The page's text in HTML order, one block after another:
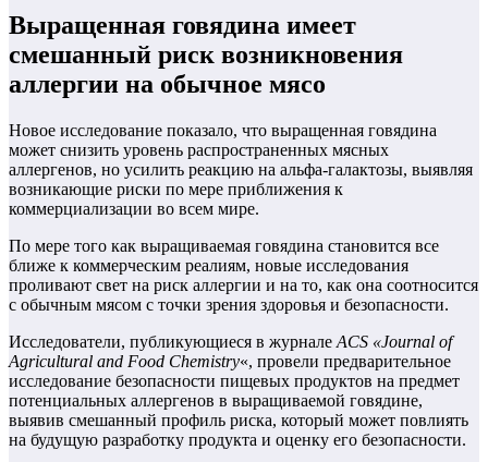
Выращенная говядина имеет
смешанный риск возникновения
аллергии на обычное мясо
Новое исследование показало, что выращенная говядина
может снизить уровень распространенных мясных
аллергенов, но усилить реакцию на альфа-галактозы, выявляя
возникающие риски по мере приближения к
коммерциализации во всем мире.
По мере того как выращиваемая говядина становится все
ближе к коммерческим реалиям, новые исследования
проливают свет на риск аллергии и на то, как она соотносится
с обычным мясом с точки зрения здоровья и безопасности.
Исследователи, публикующиеся в журнале ACS «Journal of
Agricultural and Food Chemistry«, провели предварительное
исследование безопасности пищевых продуктов на предмет
потенциальных аллергенов в выращиваемой говядине,
выявив смешанный профиль риска, который может повлиять
на будущую разработку продукта и оценку его безопасности.